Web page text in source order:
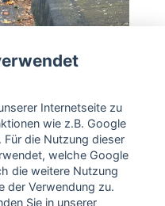
Internetseite zu
wie z.B. Google
Für die Nutzung dieser
welche Google
die weitere Nutzung
der Verwendung zu.
Sie in unserer